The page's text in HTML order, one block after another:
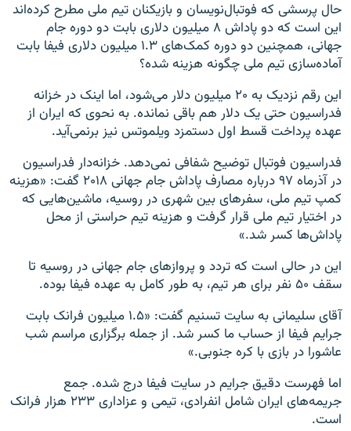
حال پرسشی که فوتبال‌نویسان و بازیکنان تیم ملی مطرح کرده‌اند
این است که دو پاداش‌ ۸ میلیون دلاری بابت دو دوره جام
جهانی، همچنین دو دوره کمک‌های ۱.۳ میلیون دلاری فیفا بابت
آماده‌سازی تیم ملی چگونه هزینه شده؟
این رقم نزدیک به ۲۰ میلیون دلار می‌شود، اما اینک در خزانه
فدراسیون حتی یک دلار هم باقی نمانده. به نحوی که ایران از
عهده پرداخت قسط اول دستمزد ویلموتس نیز برنمی‌آید.
فدراسیون فوتبال توضیح شفافی نمی‌دهد. خزانه‌دار فدراسیون
در آذرماه ۹۷ درباره مصارف پاداش جام جهانی ۲۰۱۸ گفت: «هزینه
کمپ تیم ملی، سفرهای بین شهری در روسیه، ماشین‌هایی که
در اختیار تیم ملی قرار گرفت و هزینه تیم حراستی از محل
پاداش‌ها کسر شد.»
این در حالی است که تردد و پروازهای جام جهانی در روسیه تا
سقف ۵۰ نفر برای هر تیم، به طور کامل به عهده فیفا بوده.
آقای سلیمانی به سایت تسنیم گفت: «۱.۵ میلیون فرانک بابت
جرایم فیفا از حساب ما کسر شد. از جمله برگزاری مراسم شب
عاشورا در بازی با کره‌ جنوبی.»
اما فهرست دقیق جرایم در سایت فیفا درج شده. جمع
جریمه‌های ایران شامل انفرادی، تیمی و عزاداری ۲۳۳ هزار فرانک
است.